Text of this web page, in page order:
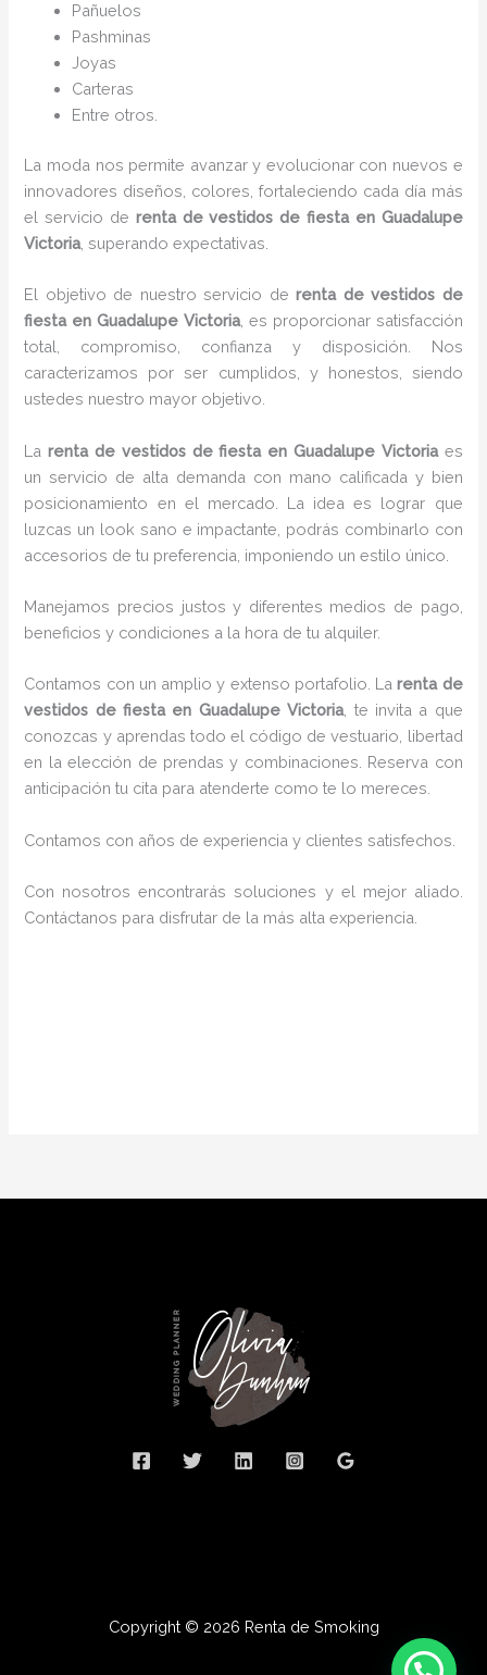
Pañuelos
Pashminas
Joyas
Carteras
Entre otros.
La moda nos permite avanzar y evolucionar con nuevos e
innovadores diseños, colores, fortaleciendo cada día más
el servicio de renta de vestidos de fiesta en Guadalupe
Victoria, superando expectativas.
El objetivo de nuestro servicio derenta de vestidos de
fiesta en Guadalupe Victoria, es proporcionar satisfacción
total, compromiso, confianza y disposición. Nos
caracterizamos por ser cumplidos, y honestos, siendo
ustedes nuestro mayor objetivo.
Larenta de vestidos de fiesta en Guadalupe Victoria es
un servicio de alta demanda con mano calificada y bien
posicionamiento en el mercado. La idea es lograr que
luzcas un look sano e impactante, podrás combinarlo con
accesorios de tu preferencia, imponiendo un estilo único.
Manejamos precios justos y diferentes medios de pago,
beneficios y condiciones a la hora de tu alquiler.
Contamos con un amplio y extenso portafolio. Larenta de
vestidos de fiesta en Guadalupe Victoria, te invita a que
conozcas y aprendas todo el código de vestuario, libertad
en la elección de prendas y combinaciones. Reserva con
anticipación tu cita para atenderte como te lo mereces.
Contamos con años de experiencia y clientes satisfechos.
Con nosotros encontrarás soluciones y el mejor aliado.
Contáctanos para disfrutar de la más alta experiencia.
Copyright © 2026 Renta de Smoking